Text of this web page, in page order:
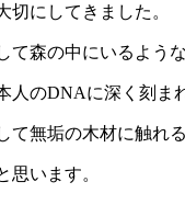
る暮らしを
森の中にいるよう
人のDNAに深く刻ま
無垢の木材に触れ
思います。